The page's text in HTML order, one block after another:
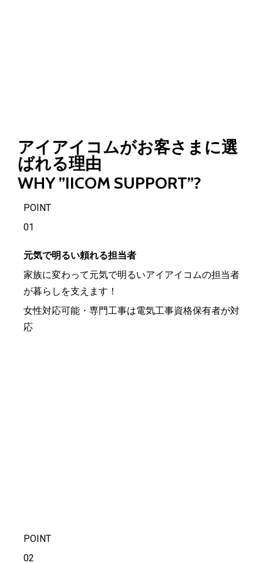
アイアイコムがお客さまに選
ばれる理由
WHY ”IICOM SUPPORT”?
POINT
01
元気で明るい頼れる担当者
家族に変わって元気で明るいアイアイコムの担当者
が暮らしを支えます！
女性対応可能・専門工事は電気工事資格保有者が対
応
POINT
02